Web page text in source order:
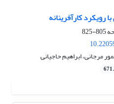
رویکرد کارآفرینانه
805-825
مرجانی، ابراهیم حاجیانی